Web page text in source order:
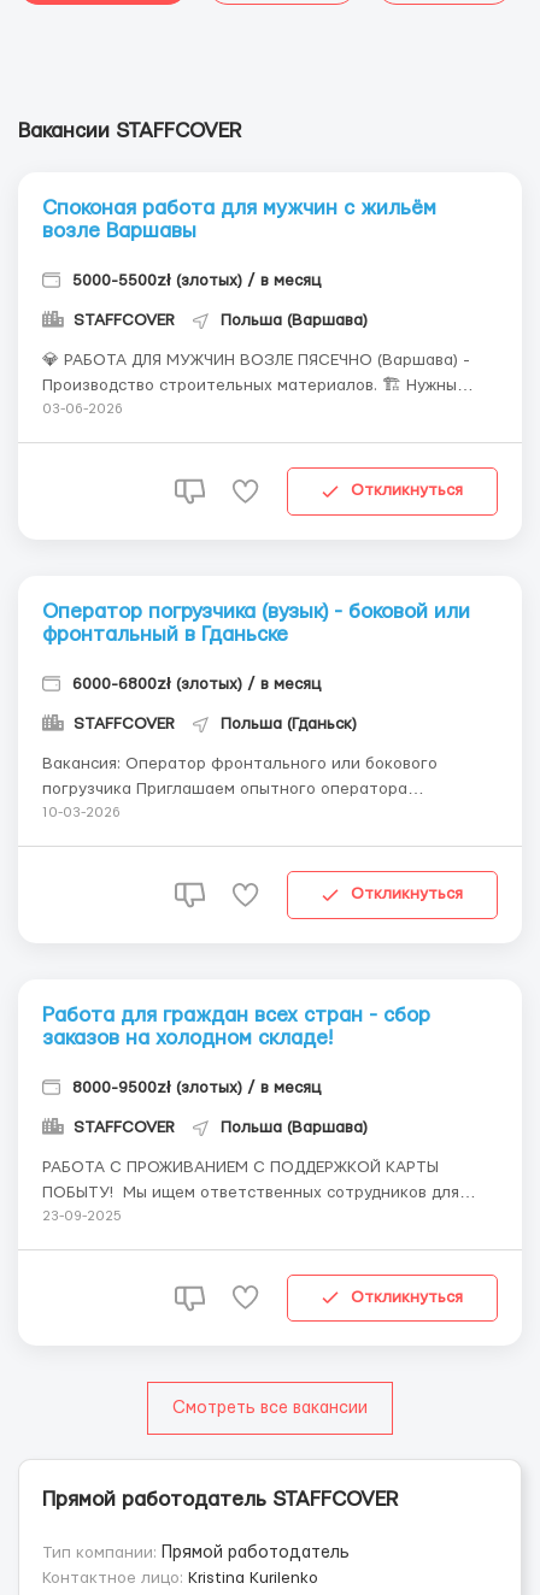
Вакансии STAFFCOVER
Споконая работа для мужчин с жильём
возле Варшавы
5000-5500zł (злотых) / в месяц
STAFFCOVER Польша (Варшава)
💎 РАБОТА ДЛЯ МУЖЧИН ВОЗЛЕ ПЯСЕЧНО (Варшава) -
Производство строительных материалов. 🏗 Нужны
ответственные люди для работы на производстве
03-06-2026
Откликнуться
Оператор погрузчика (вузык) - боковой или
фронтальный в Гданьске
6000-6800zł (злотых) / в месяц
STAFFCOVER Польша (Гданьск)
Вакансия: Оператор фронтального или бокового
погрузчика Приглашаем опытного оператора
фронтального или бокового погрузчика присоединиться
10-03-2026
Откликнуться
Работа для граждан всех стран - сбор
заказов на холодном складе!
8000-9500zł (злотых) / в месяц
STAFFCOVER Польша (Варшава)
РАБОТА С ПРОЖИВАНИЕМ С ПОДДЕРЖКОЙ КАРТЫ
ПОБЫТУ! Мы ищем ответственных сотрудников для
работы на нашем складе с довозом из Прушкув.
Выполнение складских операций. График: С
23-09-2025
Откликнуться
Смотреть все вакансии
Прямой работодатель STAFFCOVER
Тип компании:
Прямой работодатель
Контактное лицо: Kristina Kurilenko